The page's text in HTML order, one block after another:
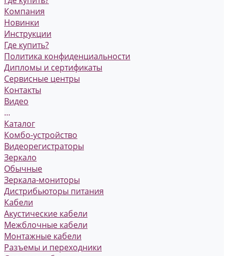
Компания
Новинки
Инструкции
Где купить?
Политика конфиденциальности
Дипломы и сертификаты
Сервисные центры
Контакты
Видео
...
Каталог
Комбо-устройство
Видеорегистраторы
Зеркало
Обычные
Зеркала-мониторы
Дистрибьюторы питания
Кабели
Акустические кабели
Межблочные кабели
Монтажные кабели
Разъемы и переходники